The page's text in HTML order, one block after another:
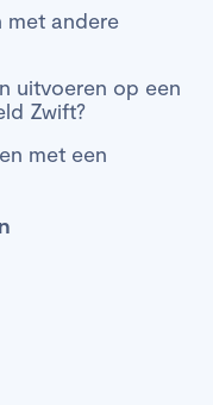
met andere
uitvoeren op een
Zwift?
met een